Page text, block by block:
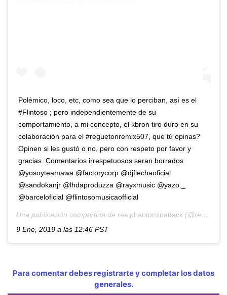
Polémico, loco, etc, como sea que lo perciban, así es el
#Flintoso ; pero independientemente de su
comportamiento, a mi concepto, el kbron tiro duro en su
colaboración para el #reguetonremix507, que tú opinas?
Opinen si les gustó o no, pero con respeto por favor y
gracias. Comentarios irrespetuosos seran borrados
@yosoyteamawa @factorycorp @djflechaoficial
@sandokanjr @lhdaproduzza @rayxmusic @yazo._
@barceloficial @flintosomusicaofficial
Una publicación compartida de realphantominattack (@realphantominattack) el
9 Ene, 2019 a las 12:46 PST
Para comentar debes registrarte y completar los datos
generales.